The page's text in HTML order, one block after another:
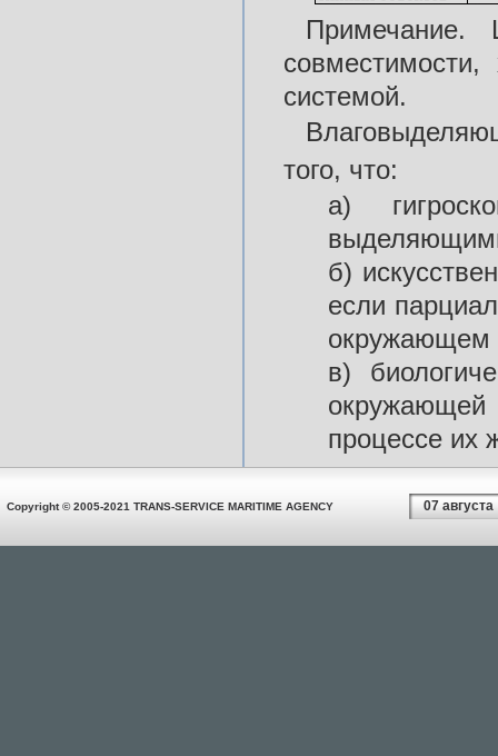
системой.
того, что:
а)
б)
если
окружающем
в)
процессе их
Copyright © 2005-2021 TRANS-SERVICE MARITIME AGENCY 07 августа